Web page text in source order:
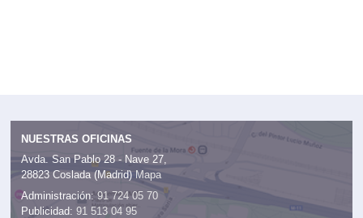
NUESTRAS OFICINAS
Avda. San Pablo 28 - Nave 27,
28823 Coslada (Madrid) Mapa
Administración: 91 724 05 70
Publicidad: 91 513 04 95